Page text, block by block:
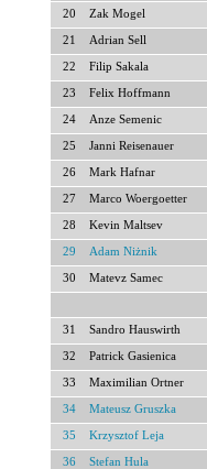
20 Zak Mogel
21 Adrian Sell
22 Filip Sakala
23 Felix Hoffmann
24 Anze Semenic
25 Janni Reisenauer
26 Mark Hafnar
27 Marco Woergoetter
28 Kevin Maltsev
29 Adam Niżnik
30 Matevz Samec
31 Sandro Hauswirth
32 Patrick Gasienica
33 Maximilian Ortner
34 Mateusz Gruszka
35 Krzysztof Leja
36 Stefan Hula